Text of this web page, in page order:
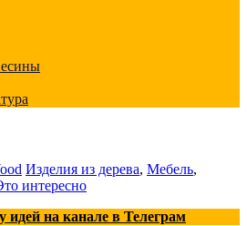
Изделия из дерева, Мебель,
интересно
идей на канале в Телеграм